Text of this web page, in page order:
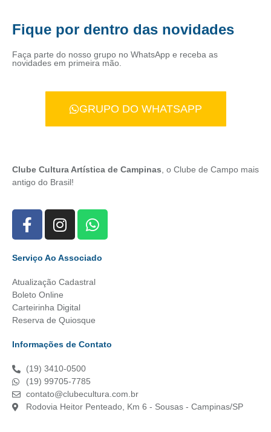
Fique por dentro das novidades
Faça parte do nosso grupo no WhatsApp e receba as
novidades em primeira mão.
GRUPO DO WHATSAPP
Clube Cultura Artística de Campinas , o Clube de Campo mais
antigo do Brasil!
Serviço Ao Associado
Atualização Cadastral
Boleto Online
Carteirinha Digital
Reserva de Quiosque
Informações de Contato
(19) 3410-0500
(19) 99705-7785
contato@clubecultura.com.br
Rodovia Heitor Penteado, Km 6 - Sousas - Campinas/SP